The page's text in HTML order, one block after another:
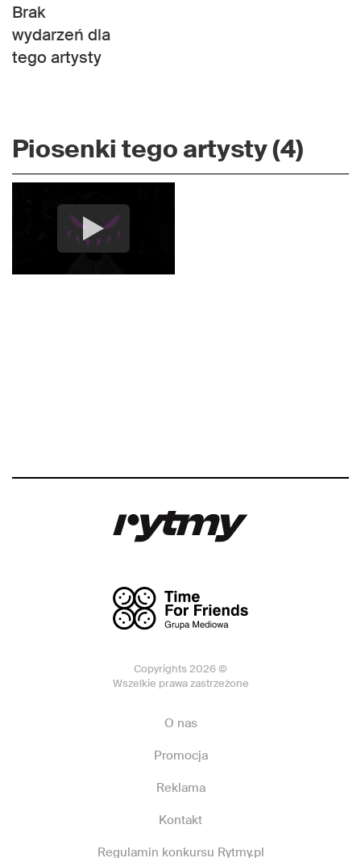
Brak
wydarzeń dla
tego artysty
Piosenki tego artysty (4)
Copyrights 2026 ©
Wszelkie prawa zastrzeżone
O nas
Promocja
Reklama
Kontakt
Regulamin konkursu Rytmy.pl